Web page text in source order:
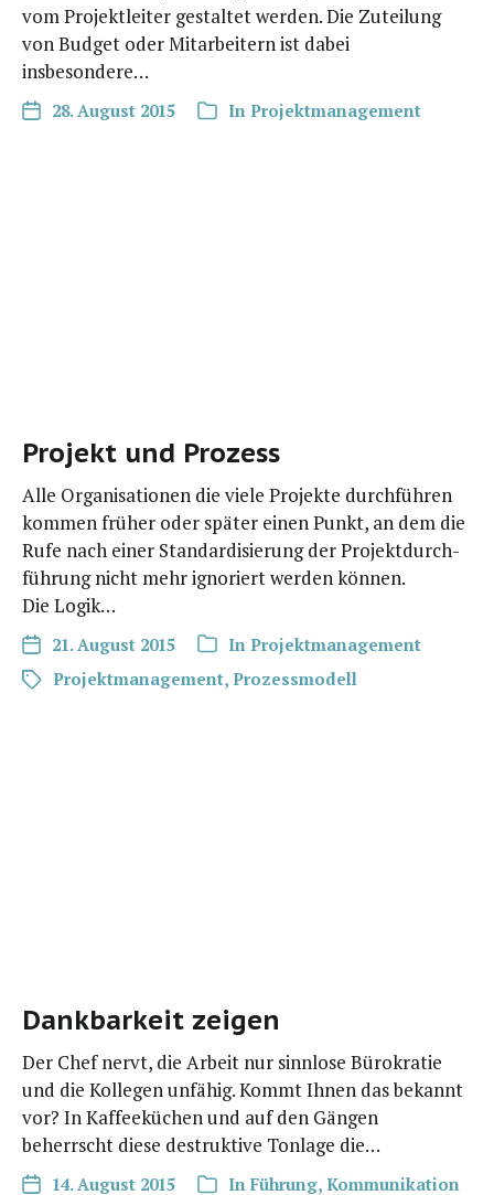
vom Pro­jekt­lei­ter gestal­tet wer­den. Die Zutei­lung
von Bud­get oder Mit­ar­bei­tern ist dabei
insbesondere…
28. August 2015 In Projektmanagement
Projekt und Prozess
Alle Orga­ni­sa­tio­nen die vie­le Pro­jek­te durch­füh­ren
kom­men frü­her oder spä­ter einen Punkt, an dem die
Rufe nach einer Stan­dar­di­sie­rung der Pro­jekt­durch­
füh­rung nicht mehr igno­riert wer­den kön­nen.
Die Logik…
21. August 2015 In Projektmanagement
Projektmanagement, Prozessmodell
Dankbarkeit zeigen
Der Chef nervt, die Arbeit nur sinn­lo­se Büro­kra­tie
und die Kol­le­gen unfä­hig. Kommt Ihnen das bekannt
vor? In Kaf­fee­kü­chen und auf den Gän­gen
beherrscht die­se destruk­ti­ve Ton­la­ge die…
14. August 2015 In Führung, Kommunikation